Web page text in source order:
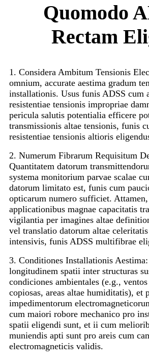
Quomodo
Rectam
1. Considera Ambitum Tensionis
omnium, accurate aestima gradum
installationis. Usus funis ADSS cum
resistentiae tensionis impropriae
pericula salutis potentialia efficere
transmissionis altae tensionis, funis
resistentiae tensionis altioris
2. Numerum Fibrarum Requisitum
Quantitatem datorum
systema monitorium parvae scalae
datorum limitato est, funis cum
opticarum numero sufficiet.
applicationibus magnae capacitatis
vigilantia per imagines altae
vel translatio datorum altae
intensivis, funis ADSS multifibrae
3. Conditiones Installationis
longitudinem spatii inter structuras
condiciones ambientales (e.g.,
copiosas, areas altae humiditatis), et
impedimentorum
cum maiori robore mechanico pro
spatii eligendi sunt, et ii cum
muniendis apti sunt pro areis cum
electromagneticis validis.